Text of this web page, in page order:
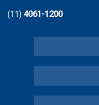
(11) 4061-1200